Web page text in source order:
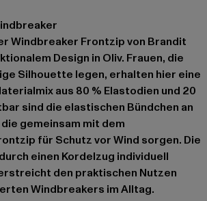
Windbreaker Frontzip von Brandit
Design in Oliv. Frauen, die
Silhouette legen, erhalten hier eine
aus 80 % Elastodien und 20
sind die elastischen Bündchen an
gemeinsam mit dem
für Schutz vor Wind sorgen. Die
einen Kordelzug individuell
den praktischen Nutzen
Windbreakers im Alltag.